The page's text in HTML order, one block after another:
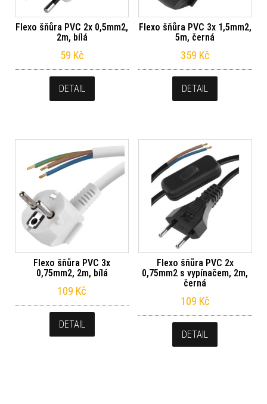
Flexo šňůra PVC 2x 0,5mm2,
2m, bílá
59 Kč
DETAIL
Flexo šňůra PVC 3x 1,5mm2,
5m, černá
359 Kč
DETAIL
Flexo šňůra PVC 3x
0,75mm2, 2m, bílá
109 Kč
DETAIL
Flexo šňůra PVC 2x
0,75mm2 s vypínačem, 2m,
černá
109 Kč
DETAIL